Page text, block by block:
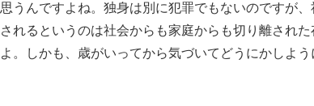
うんですよね。独身は別に犯罪でもないのですが
れるというのは社会からも家庭からも切り離され
。しかも、歳がいってから気づいてどうにかしよ